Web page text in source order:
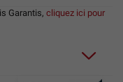
Garantis, cliquez ici pour